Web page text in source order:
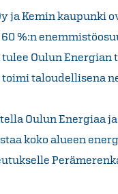
ja Kemin kaupunki
%:n
tulee Oulun
toimi taloudellisena
Oulun Energiaa
koko alueen